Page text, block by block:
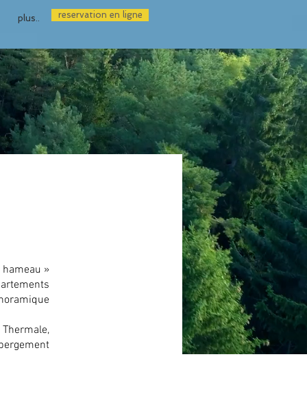
plus.. reservation en ligne
»